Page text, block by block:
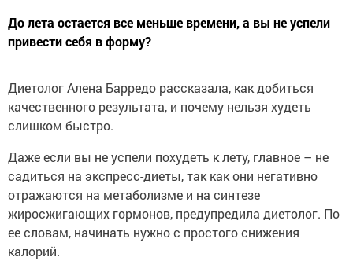
До лета остается все меньше времени, а вы не успели
привести себя в форму?
Диетолог Алена Барредо рассказала, как добиться
качественного результата, и почему нельзя худеть
слишком быстро.
Даже если вы не успели похудеть к лету, главное – не
садиться на экспресс-диеты, так как они негативно
отражаются на метаболизме и на синтезе
жиросжигающих гормонов, предупредила диетолог. По
ее словам, начинать нужно с простого снижения
калорий.